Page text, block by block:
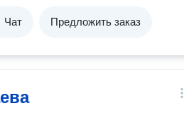
Чат Предложить заказ